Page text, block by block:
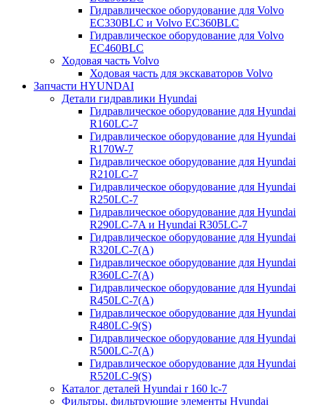
Гидравлическое оборудование для Volvo
EC330BLC и Volvo EC360BLC
Гидравлическое оборудование для Volvo
EC460BLC
Ходовая часть Volvo
Ходовая часть для экскаваторов Volvo
Запчасти HYUNDAI
Детали гидравлики Hyundai
Гидравлическое оборудование для Hyundai
R160LC-7
Гидравлическое оборудование для Hyundai
R170W-7
Гидравлическое оборудование для Hyundai
R210LC-7
Гидравлическое оборудование для Hyundai
R250LC-7
Гидравлическое оборудование для Hyundai
R290LC-7A и Hyundai R305LC-7
Гидравлическое оборудование для Hyundai
R320LC-7(A)
Гидравлическое оборудование для Hyundai
R360LC-7(A)
Гидравлическое оборудование для Hyundai
R450LC-7(A)
Гидравлическое оборудование для Hyundai
R480LC-9(S)
Гидравлическое оборудование для Hyundai
R500LC-7(A)
Гидравлическое оборудование для Hyundai
R520LC-9(S)
Каталог деталей Hyundai r 160 lc-7
Фильтры, фильтрующие элементы Hyundai